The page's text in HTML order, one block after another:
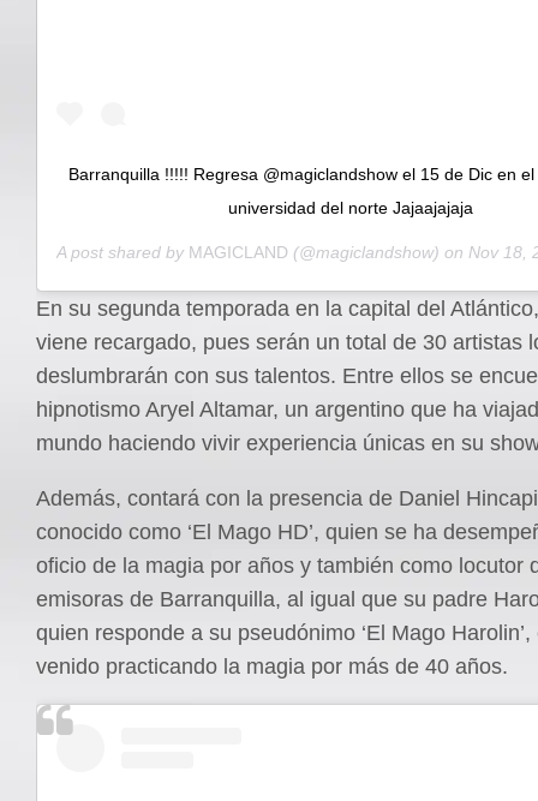
Barranquilla !!!!! Regresa @magiclandshow el 15 de Dic en
universidad del norte Jajaajajaja
A post shared by MAGICLAND (@magiclandshow) on Nov 18,
En su segunda temporada en la capital del
viene recargado, pues serán un total de 30 artistas
deslumbrarán con sus talentos. Entre ellos se
hipnotismo Aryel Altamar, un argentino que ha
mundo haciendo vivir experiencia únicas en su
Además, contará con la presencia de Daniel
conocido como ‘El Mago HD’, quien se ha
oficio de la magia por años y también como locutor
emisoras de Barranquilla, al igual que su padre
quien responde a su pseudónimo ‘El Mago
venido practicando la magia por más de 40 años.